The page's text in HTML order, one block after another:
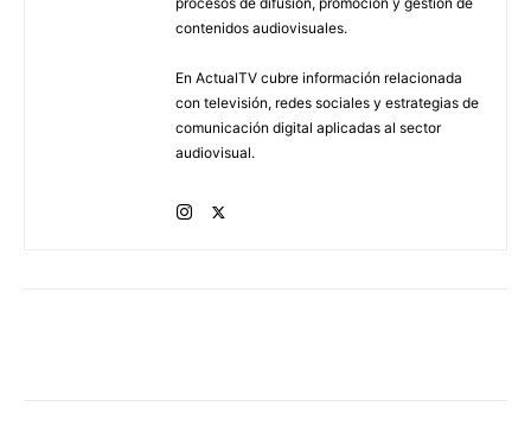
contenidos audiovisuales.
En ActualTV cubre información relacionada
con televisión, redes sociales y estrategias de
comunicación digital aplicadas al sector
audiovisual.